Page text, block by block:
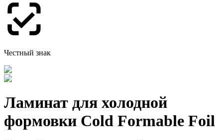
Честный знак
Ламинат для холодной
формовки Cold Formable Foil